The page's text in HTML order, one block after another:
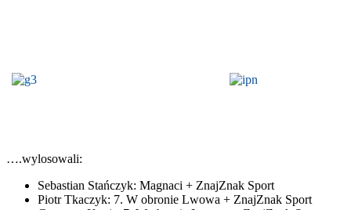
….wylosowali:
Sebastian Stańczyk: Magnaci + ZnajZnak Sport
Piotr Tkaczyk: 7. W obronie Lwowa + ZnajZnak Sport